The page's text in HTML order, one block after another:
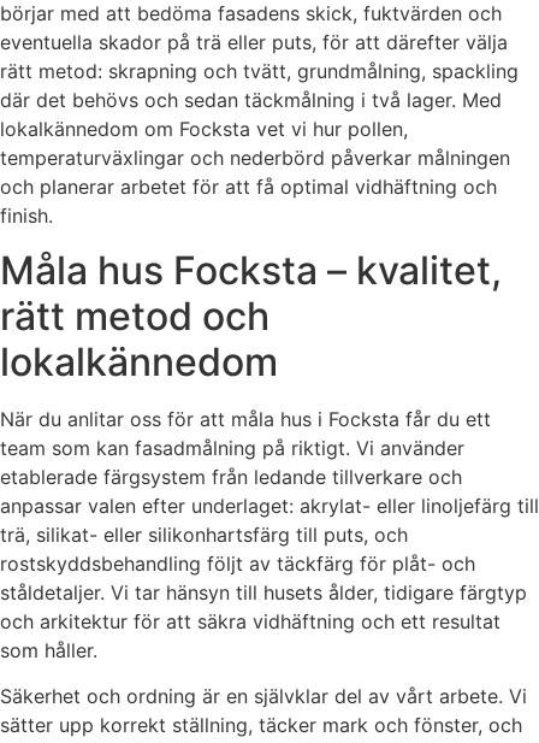
börjar med att bedöma fasadens skick, fuktvärden och
eventuella skador på trä eller puts, för att därefter välja
rätt metod: skrapning och tvätt, grundmålning, spackling
där det behövs och sedan täckmålning i två lager. Med
lokalkännedom om Focksta vet vi hur pollen,
temperaturväxlingar och nederbörd påverkar målningen
och planerar arbetet för att få optimal vidhäftning och
finish.
Måla hus Focksta – kvalitet,
rätt metod och
lokalkännedom
När du anlitar oss för att måla hus i Focksta får du ett
team som kan fasadmålning på riktigt. Vi använder
etablerade färgsystem från ledande tillverkare och
anpassar valen efter underlaget: akrylat- eller linoljefärg till
trä, silikat- eller silikonhartsfärg till puts, och
rostskyddsbehandling följt av täckfärg för plåt- och
ståldetaljer. Vi tar hänsyn till husets ålder, tidigare färgtyp
och arkitektur för att säkra vidhäftning och ett resultat
som håller.
Säkerhet och ordning är en självklar del av vårt arbete. Vi
sätter upp korrekt ställning, täcker mark och fönster, och